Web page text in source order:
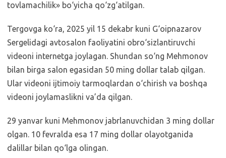
tovlamachilik» bo‘yicha qo‘zg‘atilgan.
Tergovga ko‘ra, 2025 yil 15 dekabr kuni G‘oipnazarov
Sergelidagi avtosalon faoliyatini obro‘sizlantiruvchi
videoni internetga joylagan. Shundan so‘ng Mehmonov
bilan birga salon egasidan 50 ming dollar talab qilgan.
Ular videoni ijtimoiy tarmoqlardan o‘chirish va boshqa
videoni joylamaslikni va’da qilgan.
29 yanvar kuni Mehmonov jabrlanuvchidan 3 ming dollar
olgan. 10 fevralda esa 17 ming dollar olayotganida
dalillar bilan qo‘lga olingan.